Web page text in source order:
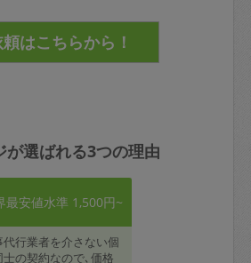
が選ばれる3つの理由
最安値水準 1,500円~
代行業者を介さない個
士の契約なので､価格